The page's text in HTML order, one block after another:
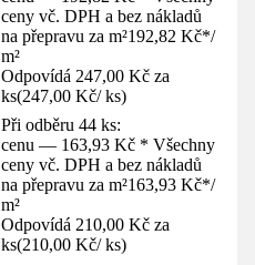
ceny vč. DPH a bez nákladů
na přepravu za m²192,82 Kč*/
m²
Odpovídá 247,00 Kč za
ks(247,00 Kč/ ks)
Při odběru 44 ks:
cenu — 163,93 Kč * Všechny
ceny vč. DPH a bez nákladů
na přepravu za m²163,93 Kč*/
m²
Odpovídá 210,00 Kč za
ks(210,00 Kč/ ks)